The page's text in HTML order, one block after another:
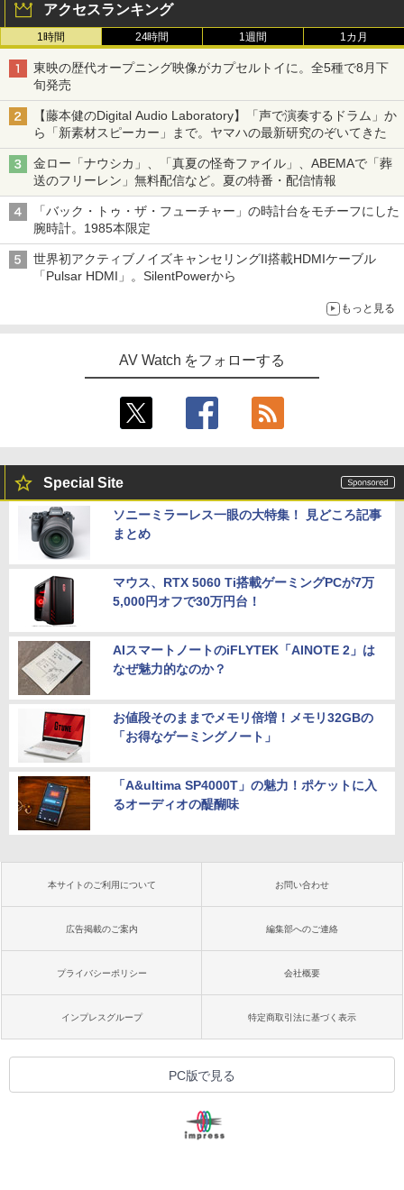
アクセスランキング
1時間 24時間 1週間 1カ月
東映の歴代オープニング映像がカプセルトイに。全5種で8月下
旬発売
【藤本健のDigital Audio Laboratory】「声で演奏するドラム」か
ら「新素材スピーカー」まで。ヤマハの最新研究のぞいてきた
金ロー「ナウシカ」、「真夏の怪奇ファイル」、ABEMAで「葬
送のフリーレン」無料配信など。夏の特番・配信情報
「バック・トゥ・ザ・フューチャー」の時計台をモチーフにした
腕時計。1985本限定
世界初アクティブノイズキャンセリングII搭載HDMIケーブル
「Pulsar HDMI」。SilentPowerから
もっと見る
AV Watch をフォローする
Special Site
ソニーミラーレス一眼の大特集！ 見どころ記事
まとめ
マウス、RTX 5060 Ti搭載ゲーミングPCが7万
5,000円オフで30万円台！
AIスマートノートのiFLYTEK「AINOTE 2」は
なぜ魅力的なのか？
お値段そのままでメモリ倍増！メモリ32GBの
「お得なゲーミングノート」
「A&ultima SP4000T」の魅力！ポケットに入
るオーディオの醍醐味
本サイトのご利用について お問い合わせ
広告掲載のご案内 編集部へのご連絡
プライバシーポリシー 会社概要
インプレスグループ 特定商取引法に基づく表示
PC版で見る